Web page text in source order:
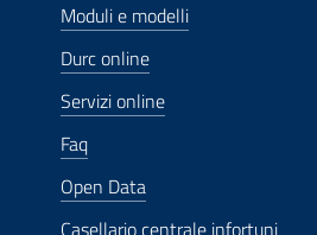
Moduli e modelli
Durc online
Servizi online
Faq
Open Data